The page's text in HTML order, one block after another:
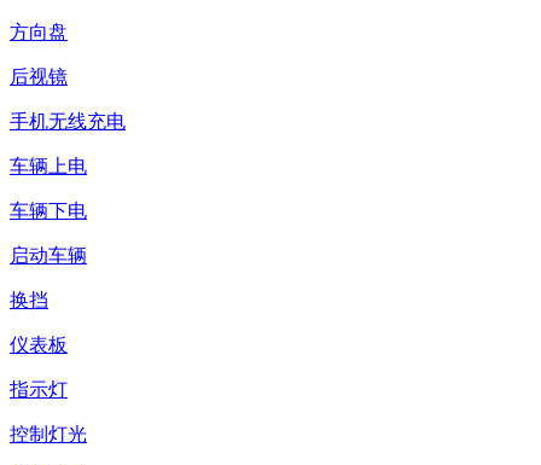
方向盘
后视镜
手机无线充电
车辆上电
车辆下电
启动车辆
换挡
仪表板
指示灯
控制灯光